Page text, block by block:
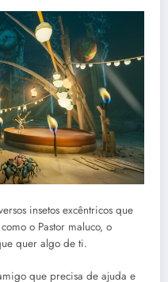
insetos excêntricos que
o Pastor maluco, o
quer algo de ti.
que precisa de ajuda e